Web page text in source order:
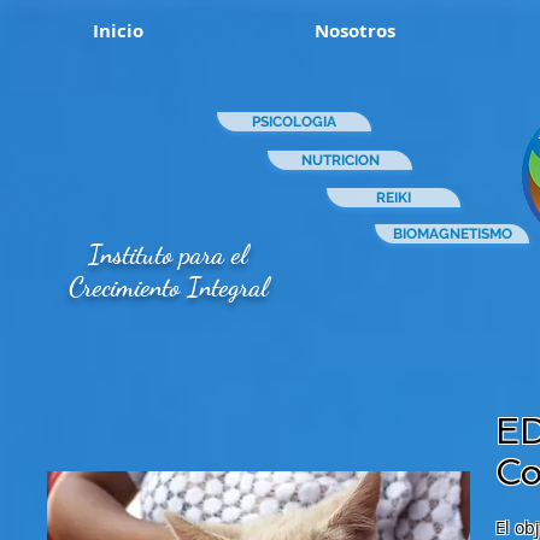
Inicio Nosotros
Instituto para el
Crecimiento Integral
PSICOLOGIA
NUTRICION
REIKI
BIOMAGNETISMO
El